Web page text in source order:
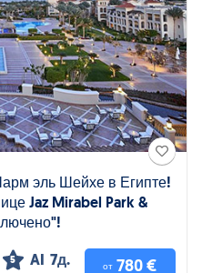
эль Шейхе в Египте!
Jaz Mirabel Park &
5 AI 7д. от 780 €